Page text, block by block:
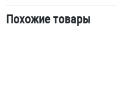
Похожие товары